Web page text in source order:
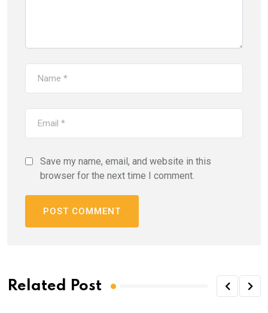
Save my name, email, and website in this
browser for the next time I comment.
Related Post